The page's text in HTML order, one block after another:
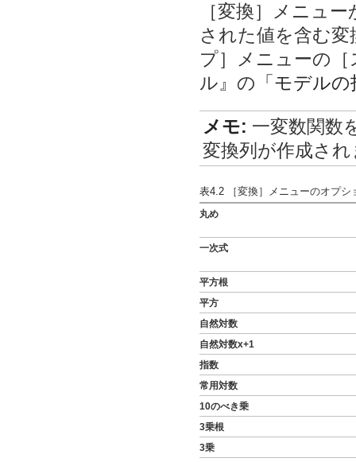
［変換］メニュ
された値を含む
プ］メニューの
ル』の 「モデル
メモ: 一変数関数
変換列が作成さ
表4.2 ［変換］メニューのオプ
丸め
一次式
平方根
平方
自然対数
自然対数x+1
指数
常用対数
10のべき乗
3乗根
3乗